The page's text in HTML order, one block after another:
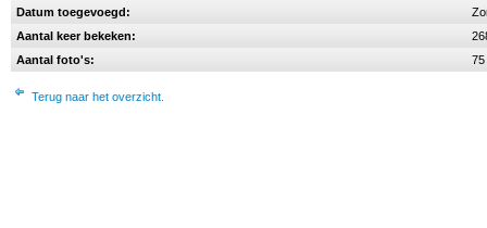
Datum toegevoegd:
Aantal keer bekeken:
Aantal foto's:
75
Terug naar het overzicht.